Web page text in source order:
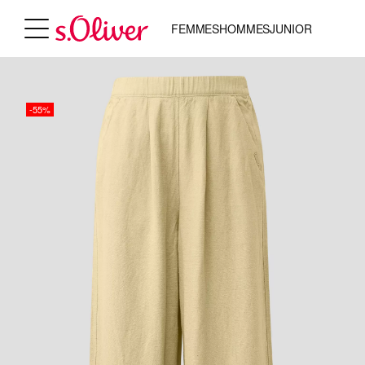
FEMMESHOMMESJUNIOR
-55%